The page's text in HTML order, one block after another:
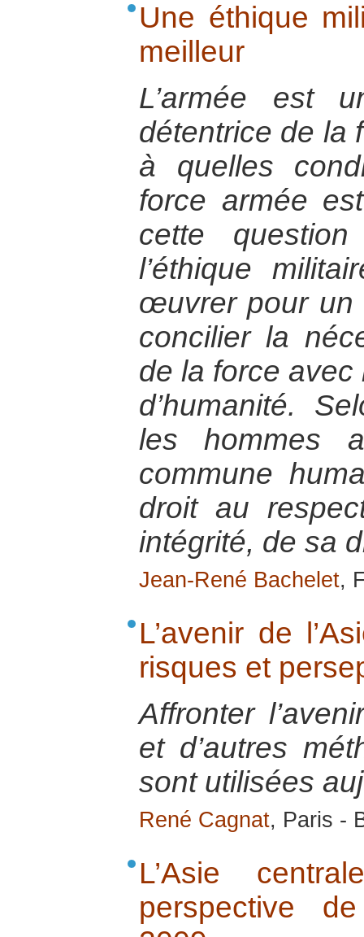
Une éthique
meilleur
L’armée est
détentrice de la
à quelles
force armée
cette
l’éthique
œuvrer pour un
concilier la
de la force avec
d’humanité.
les hommes
commune
droit au
intégrité, de sa
Jean-René Bachelet,
L’avenir de
risques et
Affronter
et d’autres
sont utilisées
René Cagnat, Paris -
L’Asie
perspective